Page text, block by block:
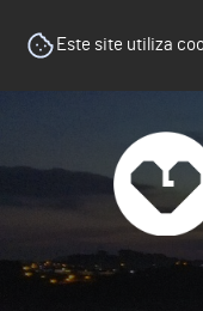
Este site utiliza